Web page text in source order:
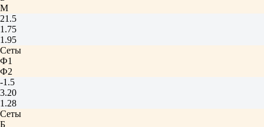
М
21.5
1.75
1.95
Сеты
Ф1
Ф2
-1.5
3.20
1.28
Сеты
Б